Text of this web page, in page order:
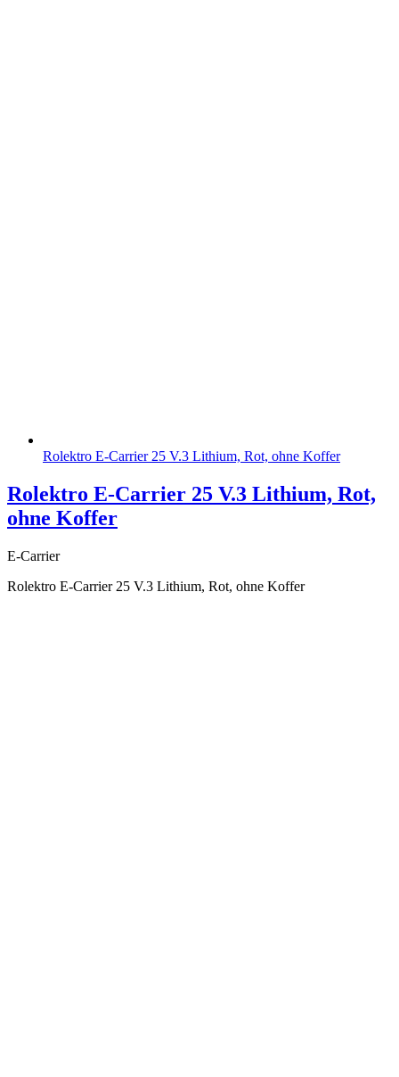
Rolektro E-Carrier 25 V.3 Lithium, Rot, ohne Koffer
Rolektro E-Carrier 25 V.3 Lithium, Rot,
ohne Koffer
E-Carrier
Rolektro E-Carrier 25 V.3 Lithium, Rot, ohne Koffer